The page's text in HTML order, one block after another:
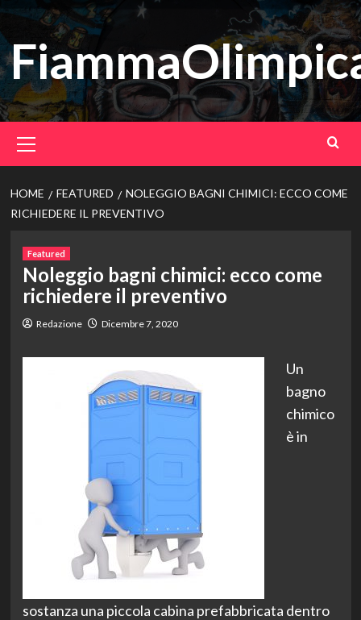
Vai
al
contenuto
principale
HOME FEATURED
NOLEGGIO BAGNI CHIMICI: ECCO COME
RICHIEDERE IL PREVENTIVO
Featured
Noleggio bagni chimici: ecco come
richiedere il preventivo
Redazione Dicembre 7, 2020
Un
bagno
chimico
è in
sostanza una piccola cabina prefabbricata dentro